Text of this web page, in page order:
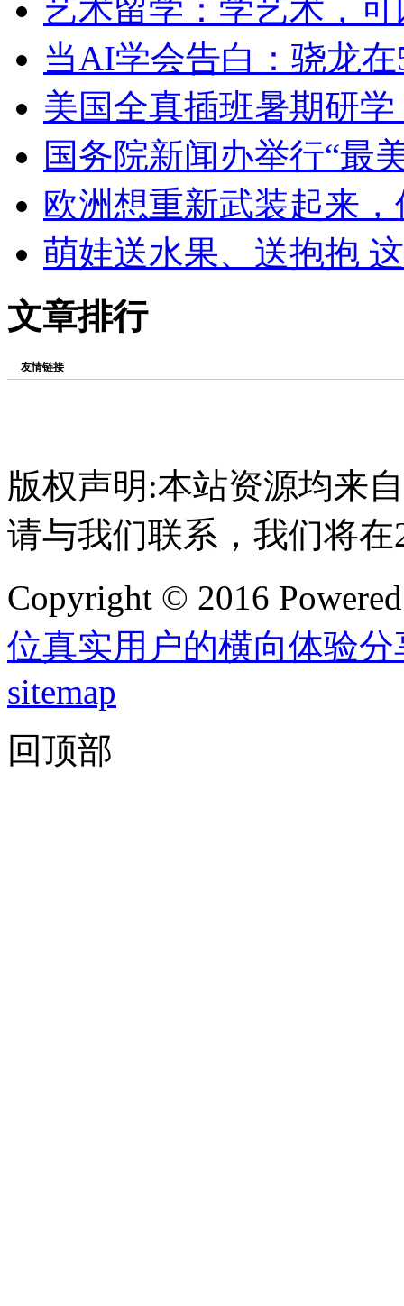
艺术留学：学艺术，
当AI学会告白：骁龙
美国全真插班暑期研
国务院新闻办举行“最
欧洲想重新武装起来
萌娃送水果、送抱抱
文章排行
友情链接
版权声明:本站资源均来
请与我们联系，我们将
Copyright © 2016
位真实用户的横向体验分
sitemap
回顶部